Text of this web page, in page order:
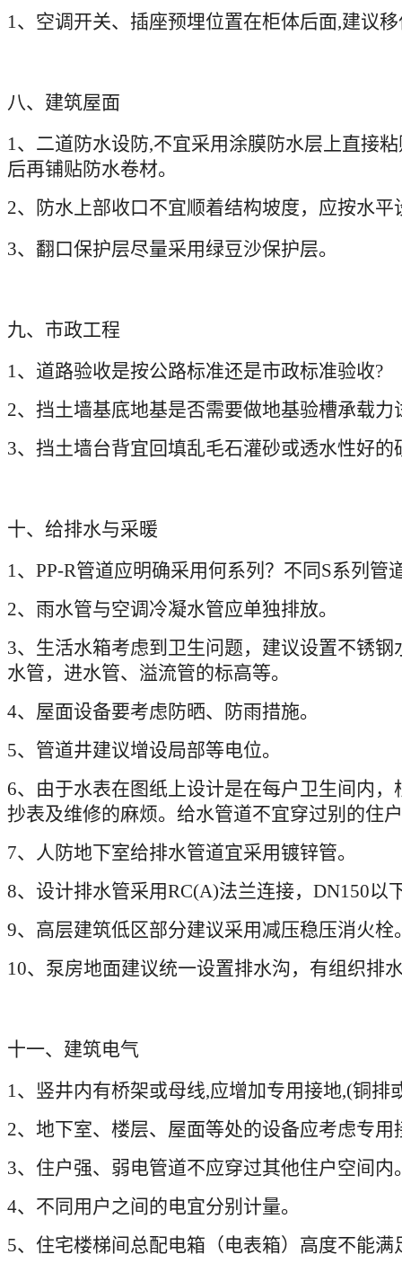
1、空调开关、插座预埋位置在柜体后面,建议
八、建筑屋面
1、二道防水设防,不宜采用涂膜防水层上直接
后再铺贴防水卷材。
2、防水上部收口不宜顺着结构坡度，应按水平
3、翻口保护层尽量采用绿豆沙保护层。
九、市政工程
1、道路验收是按公路标准还是市政标准验收?
2、挡土墙基底地基是否需要做地基验槽承载力
3、挡土墙台背宜回填乱毛石灌砂或透水性好的
十、给排水与采暖
1、 PP-R管道应明确采用何系列？不同S系列管
2、雨水管与空调冷凝水管应单独排放。
3、生活水箱考虑到卫生问题，建议设置不锈
水管，进水管、溢流管的标高等。
4、屋面设备要考虑防晒、防雨措施。
5、管道井建议增设局部等电位。
6、由于水表在图纸上设计是在每户卫生间内
抄表及维修的麻烦。给水管道不宜穿过别的住
7、人防地下室给排水管道宜采用镀锌管。
8、设计排水管采用RC(A)法兰连接， DN150以
9、高层建筑低区部分建议采用减压稳压消火栓
10、泵房地面建议统一设置排水沟，有组织排
十一、建筑电气
1、竖井内有桥架或母线,应增加专用接地,(铜排
2、地下室、楼层、屋面等处的设备应考虑专用
3、住户强、弱电管道不应穿过其他住户空间内
4、不同用户之间的电宜分别计量。
5、住宅楼梯间总配电箱（电表箱）高度不能